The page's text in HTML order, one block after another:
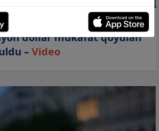
dollar mükafat qoyulan
–Video